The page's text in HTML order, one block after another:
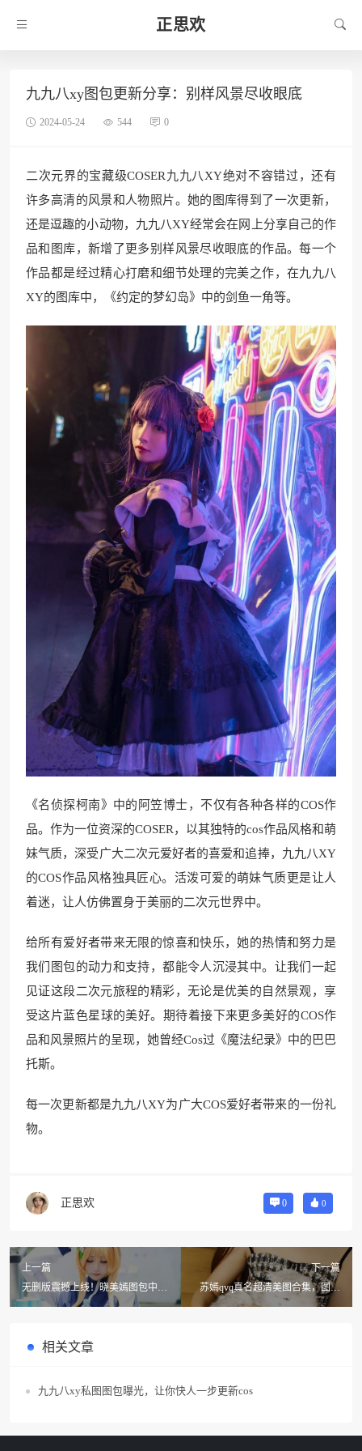
正思欢
九九八xy图包更新分享：别样风景尽收眼底
2024-05-24 544 0
二次元界的宝藏级COSER九九八XY绝对不容错过，还有
许多高清的风景和人物照片。她的图库得到了一次更新，
还是逗趣的小动物，九九八XY经常会在网上分享自己的作
品和图库，新增了更多别样风景尽收眼底的作品。每一个
作品都是经过精心打磨和细节处理的完美之作，在九九八
XY的图库中，《约定的梦幻岛》中的剑鱼一角等。
《名侦探柯南》中的阿笠博士，不仅有各种各样的COS作
品。作为一位资深的COSER，以其独特的cos作品风格和萌
妹气质，深受广大二次元爱好者的喜爱和追捧，九九八XY
的COS作品风格独具匠心。活泼可爱的萌妹气质更是让人
着迷，让人仿佛置身于美丽的二次元世界中。
给所有爱好者带来无限的惊喜和快乐，她的热情和努力是
我们图包的动力和支持，都能令人沉浸其中。让我们一起
见证这段二次元旅程的精彩，无论是优美的自然景观，享
受这片蓝色星球的美好。期待着接下来更多美好的COS作
品和风景照片的呈现，她曾经Cos过《魔法纪录》中的巴巴
托斯。
每一次更新都是九九八XY为广大COS爱好者带来的一份礼
物。
正思欢 0 0
上一篇
无删版震撼上线！晓美嫣图包中美
图定制，享受极致美感
下一篇
苏嫣qvq真名超清美图合集，图片
清晰细腻，让你看到每一个细节。
相关文章
九九八xy私图图包曝光，让你快人一步更新cos